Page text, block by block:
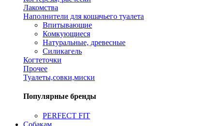
Лакомства
Наполнители для кошачьего туалета
Впитывающие
Комкующиеся
Натуральные, древесные
Силикагель
Когтеточки
Прочее
Туалеты,совки,миски
Популярные бренды
PERFECT FIT
Собакам